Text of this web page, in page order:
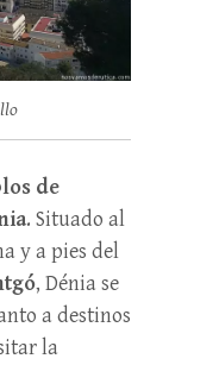
de
. Situado al
y a pies del
, Dénia se
a destinos
la